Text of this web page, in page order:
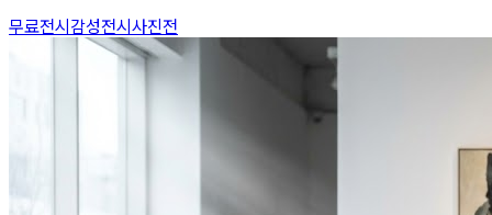
무료전시 감성전시 사진전